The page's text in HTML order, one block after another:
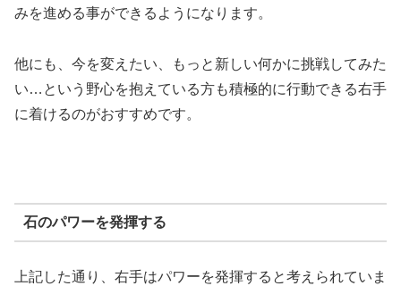
みを進める事ができるようになります。
他にも、今を変えたい、もっと新しい何かに挑戦してみた
い…という野心を抱えている方も積極的に行動できる右手
に着けるのがおすすめです。
石のパワーを発揮する
上記した通り、右手はパワーを発揮すると考えられていま